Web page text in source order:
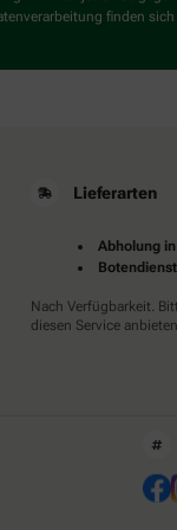
wählen
finden
Lieferarten
Abholung
Botendienst
Nach Verfügbarkeit.
diesen Service